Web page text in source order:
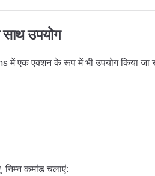
उपयोग
एक एक्शन के रूप में भी उपयोग किया जा
निम्न कमांड चलाएं: